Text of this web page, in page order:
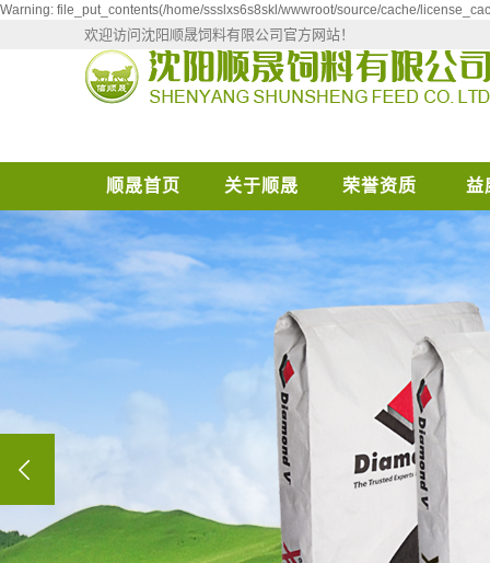
Warning: file_put_contents(/home/ssslxs6s8skl/wwwroot/source/cache/
欢迎访问沈阳顺晟饲料有限公司官方网站！
顺晟首页 关于顺晟 荣誉资质 益